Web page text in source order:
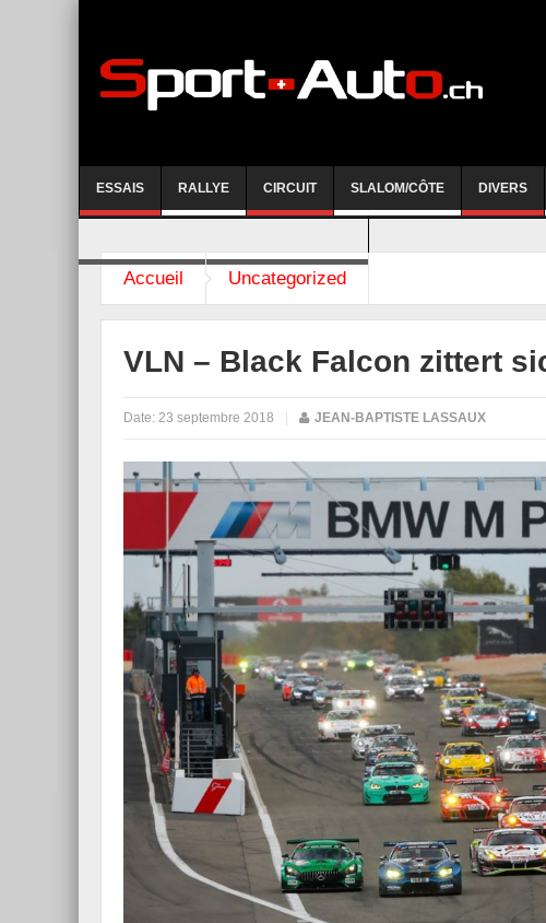
ESSAIS RALLYE CIRCUIT SLALOM/CÔTE DIVERS
Accueil Uncategorized
VLN – Black Falcon zittert
Date: 23 septembre 2018 JEAN-BAPTISTE LASSAUX